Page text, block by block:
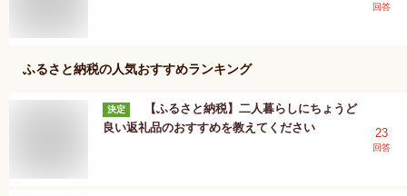
回答
ふるさと納税の人気おすすめランキング
決定
【ふるさと納税】二人暮らしにちょうど
良い返礼品のおすすめを教えてください
23
回答